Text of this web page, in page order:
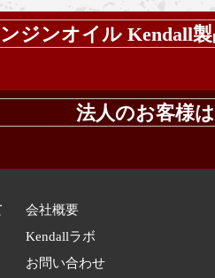
ジンオイル Kendall
会社概要
Kendallラボ
お問い合わせ
法人のお客様